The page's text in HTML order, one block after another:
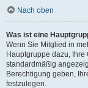
Nach oben
Was ist eine
Wenn Sie Mitglied in
Hauptgruppe dazu,
standardmäßig
Berechtigung geben,
festzulegen.